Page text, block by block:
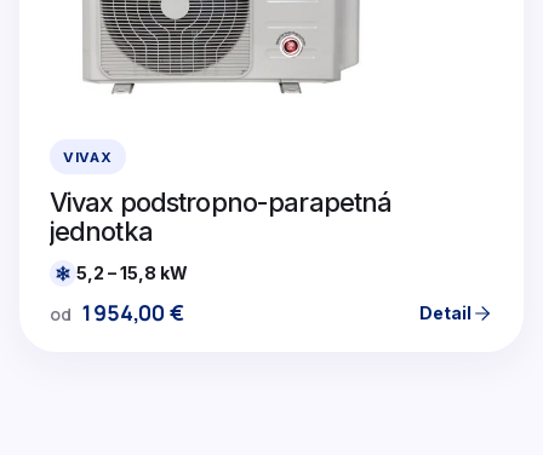
VIVAX
Vivax podstropno-parapetná
jednotka
5,2 – 15,8 kW
od 1954,00 € Detail